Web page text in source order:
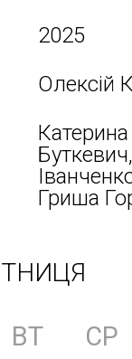
2025
Олексій
Гриша
ВТ СР